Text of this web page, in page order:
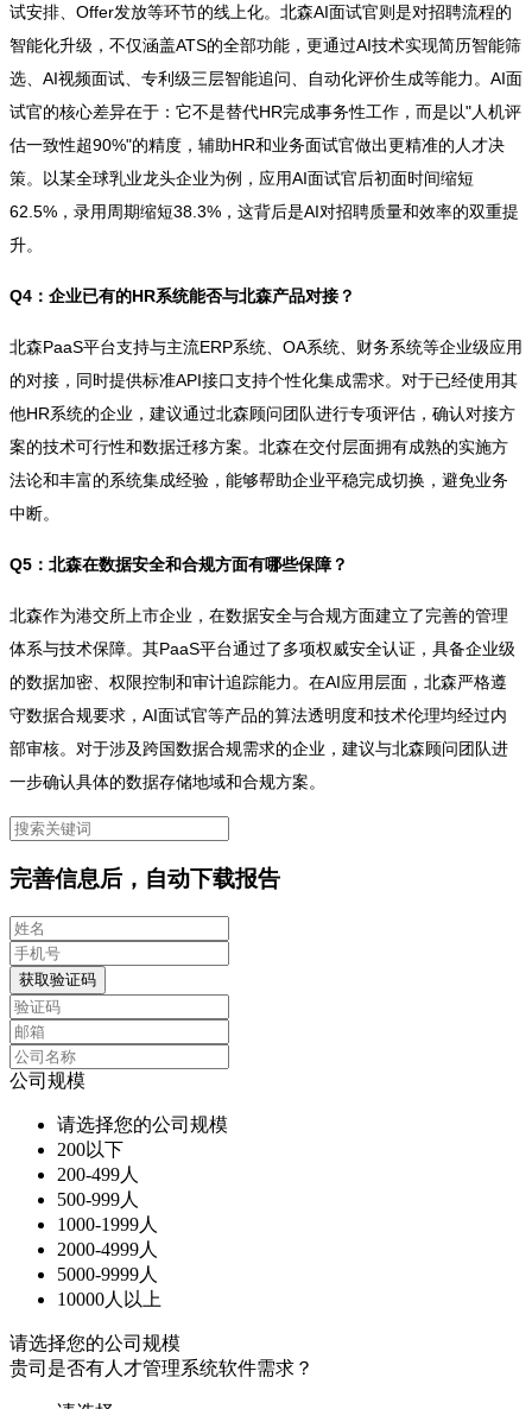
试安排、Offer发放等环节的线上化。北森AI面试官则是对招聘流程的
智能化升级，不仅涵盖ATS的全部功能，更通过AI技术实现简历智能筛
选、AI视频面试、专利级三层智能追问、自动化评价生成等能力。AI面
试官的核心差异在于：它不是替代HR完成事务性工作，而是以"人机评
估一致性超90%"的精度，辅助HR和业务面试官做出更精准的人才决
策。以某全球乳业龙头企业为例，应用AI面试官后初面时间缩短
62.5%，录用周期缩短38.3%，这背后是AI对招聘质量和效率的双重提
升。
Q4：企业已有的HR系统能否与北森产品对接？
北森PaaS平台支持与主流ERP系统、OA系统、财务系统等企业级应用
的对接，同时提供标准API接口支持个性化集成需求。对于已经使用其
他HR系统的企业，建议通过北森顾问团队进行专项评估，确认对接方
案的技术可行性和数据迁移方案。北森在交付层面拥有成熟的实施方
法论和丰富的系统集成经验，能够帮助企业平稳完成切换，避免业务
中断。
Q5：北森在数据安全和合规方面有哪些保障？
北森作为港交所上市企业，在数据安全与合规方面建立了完善的管理
体系与技术保障。其PaaS平台通过了多项权威安全认证，具备企业级
的数据加密、权限控制和审计追踪能力。在AI应用层面，北森严格遵
守数据合规要求，AI面试官等产品的算法透明度和技术伦理均经过内
部审核。对于涉及跨国数据合规需求的企业，建议与北森顾问团队进
一步确认具体的数据存储地域和合规方案。
完善信息后，自动下载报告
获取验证码
公司规模
请选择您的公司规模
200以下
200-499人
500-999人
1000-1999人
2000-4999人
5000-9999人
10000人以上
请选择您的公司规模
贵司是否有人才管理系统软件需求？